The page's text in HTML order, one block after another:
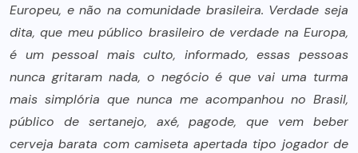
Europeu, e não na comunidade brasileira. Verdade seja
dita, que meu público brasileiro de verdade na Europa,
é um pessoal mais culto, informado, essas pessoas
nunca gritaram nada, o negócio é que vai uma turma
mais simplória que nunca me acompanhou no Brasil,
público de sertanejo, axé, pagode, que vem beber
cerveja barata com camiseta apertada tipo jogador de